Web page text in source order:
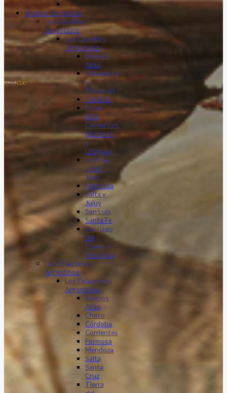
Historia Argentina
Los Caudillos
Argentinos
Los Caudillos
Argentinos
Buenos
Aires
Catamarca
y
Tucumán
Córdoba
Entre
Ríos,
Corrientes,
Misiones
y
Uruguay
La Rioja
y San
Juan
Mendoza
Salta y
Jujuy
San Luis
Santa Fe
Santiago
del
Estero y
Tucumán
Los Originarios
Argentinos
Los Originarios
Argentinos
Buenos
Aires
Chaco
Córdoba
Corrientes
Formosa
Mendoza
Salta
Santa
Cruz
Tierra